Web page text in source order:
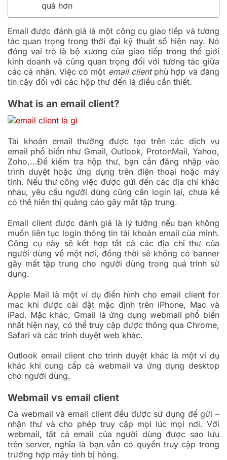
quả hơn
Email được đánh giá là một công cụ giao tiếp và tương
tác quan trọng trong thời đại kỹ thuật số hiện nay. Nó
đóng vai trò là bộ xương của giao tiếp trong thế giới
kinh doanh và cũng quan trọng đối với tương tác giữa
các cá nhân. Việc có một email client phù hợp và đáng
tin cậy đối với các hộp thư đến là điều cần thiết.
What is an email client?
Tài khoản email thường được tạo trên các dịch vụ
email phổ biến như Gmail, Outlook, ProtonMail, Yahoo,
Zoho,…Để kiểm tra hộp thư, bạn cần đăng nhập vào
trình duyệt hoặc ứng dụng trên điện thoại hoặc máy
tính. Nếu thư công việc được gửi đến các địa chỉ khác
nhau, yêu cầu người dùng cũng cần login lại, chưa kể
có thể hiển thị quảng cáo gây mất tập trung.
Email client được đánh giá là lý tưởng nếu bạn không
muốn liên tục login thông tin tài khoản email của mình.
Công cụ này sẽ kết hợp tất cả các địa chỉ thư của
người dùng về một nơi, đồng thời sẽ không có banner
gây mất tập trung cho người dùng trong quá trình sử
dụng.
Apple Mail là một ví dụ điển hình cho email client for
mac khi được cài đặt mặc định trên iPhone, Mac và
iPad. Mặc khác, Gmail là ứng dụng webmail phổ biến
nhất hiện nay, có thể truy cập được thông qua Chrome,
Safari và các trình duyệt web khác.
Outlook email client cho trình duyệt khác là một ví dụ
khác khi cung cấp cả webmail và ứng dụng desktop
cho người dùng.
Webmail vs email client
Cả webmail và email client đều được sử dụng để gửi –
nhận thư và cho phép truy cập mọi lúc mọi nơi. Với
webmail, tất cả email của người dùng được sao lưu
trên server, nghĩa là bạn vẫn có quyền truy cập trong
trường hợp máy tính bị hỏng.